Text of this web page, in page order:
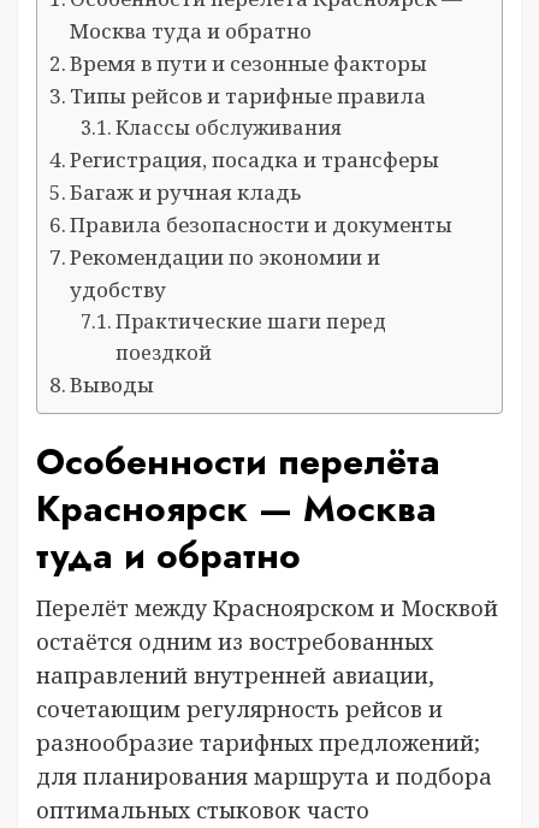
Москва туда и обратно
Время в пути и сезонные факторы
Типы рейсов и тарифные правила
Классы обслуживания
Регистрация, посадка и трансферы
Багаж и ручная кладь
Правила безопасности и документы
Рекомендации по экономии и
удобству
Практические шаги перед
поездкой
Выводы
Особенности перелёта
Красноярск — Москва
туда и обратно
Перелёт между Красноярском и Москвой
остаётся одним из востребованных
направлений внутренней авиации,
сочетающим регулярность рейсов и
разнообразие тарифных предложений;
для планирования маршрута и подбора
оптимальных стыковок часто